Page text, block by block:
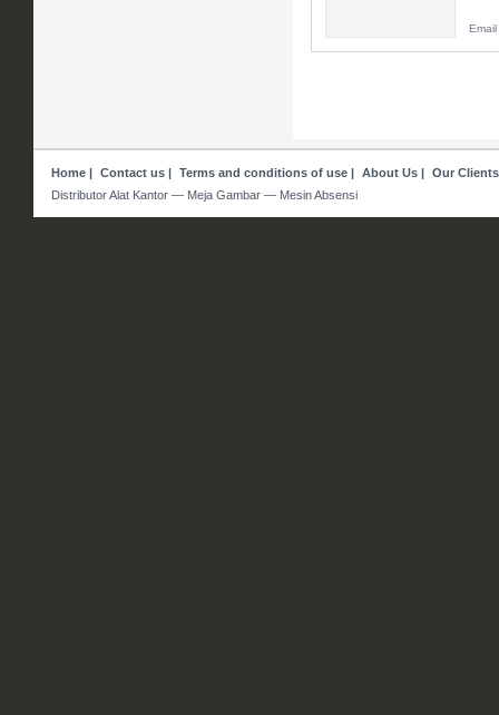
Home| Contact us| Terms and conditions of use| About Us| Our Clients
Distributor Alat Kantor — Meja Gambar — Mesin Absensi